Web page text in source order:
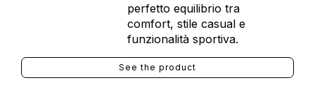
perfetto equilibrio tra
comfort, stile casual e
funzionalità sportiva.
See the product